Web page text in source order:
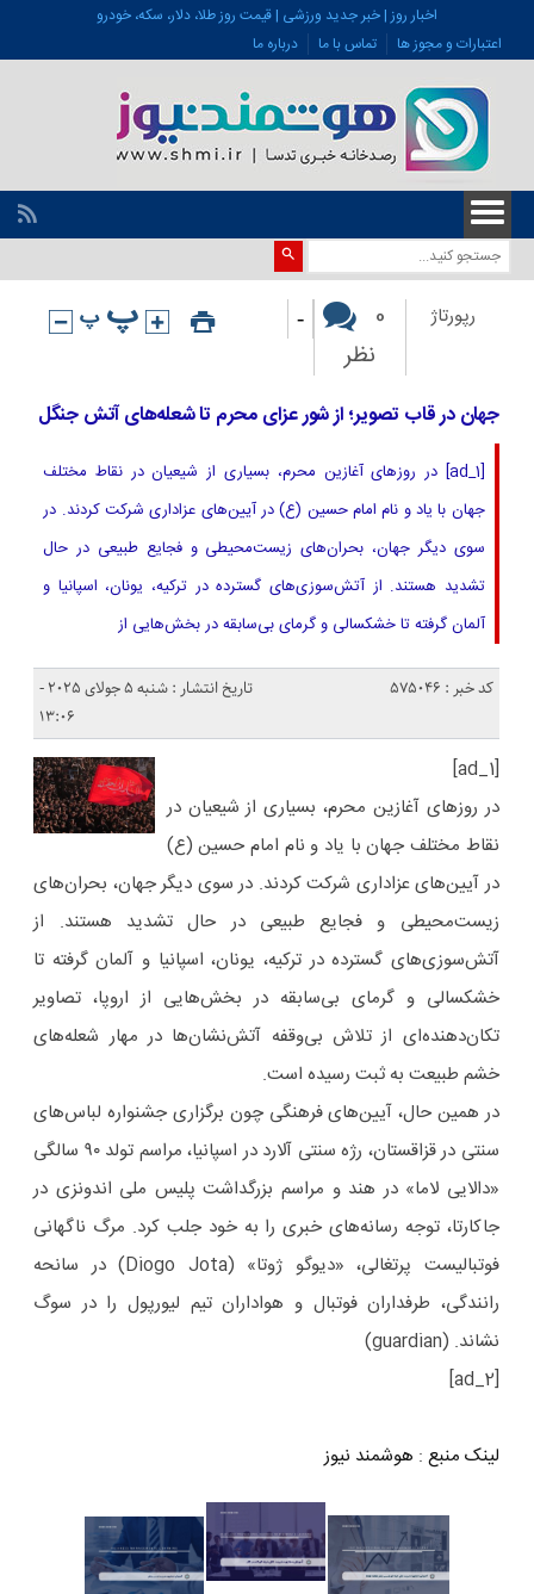
اخبار روز | خبر جدید ورزشی | قیمت روز طلا، دلار، سکه، خودرو
اعتبارات و مجوز ها
تماس با ما درباره ما
رپورتاژ
0
نظر
-
جهان در قاب تصویر؛ از شور عزای محرم تا شعله‌های آتش جنگل‌
[ad_1] در روزهای آغازین محرم، بسیاری از شیعیان در نقاط مختلف
جهان با یاد و نام امام حسین (ع) در آیین‌های عزاداری شرکت کردند. در
سوی دیگر جهان، بحران‌های زیست‌محیطی و فجایع طبیعی در حال
تشدید هستند. از آتش‌سوزی‌های گسترده در ترکیه، یونان، اسپانیا و
آلمان گرفته تا خشکسالی و گرمای بی‌سابقه در بخش‌هایی از
کد خبر : 575046
تاریخ انتشار : شنبه 5 جولای 2025 -
13:06
[ad_1]
در روزهای آغازین محرم، بسیاری از شیعیان در
نقاط مختلف جهان با یاد و نام امام حسین (ع)
در آیین‌های عزاداری شرکت کردند. در سوی دیگر جهان، بحران‌های
زیست‌محیطی و فجایع طبیعی در حال تشدید هستند. از
آتش‌سوزی‌های گسترده در ترکیه، یونان، اسپانیا و آلمان گرفته تا
خشکسالی و گرمای بی‌سابقه در بخش‌هایی از اروپا، تصاویر
تکان‌دهنده‌ای از تلاش بی‌وقفه آتش‌نشان‌ها در مهار شعله‌های
خشم طبیعت به ثبت رسیده است.
در همین حال، آیین‌های فرهنگی چون برگزاری جشنواره لباس‌های
سنتی در قزاقستان، رژه سنتی آلارد در اسپانیا، مراسم تولد ۹۰ سالگی
«دالایی لاما» در هند و مراسم بزرگداشت پلیس ملی اندونزی در
جاکارتا، توجه رسانه‌های خبری را به خود جلب کرد. مرگ ناگهانی
فوتبالیست پرتغالی، «دیوگو ژوتا» (Diogo Jota) در سانحه
رانندگی، طرفداران فوتبال و هواداران تیم لیورپول را در سوگ
نشاند. (guardian)
[ad_2]
لینک منبع : هوشمند نیوز